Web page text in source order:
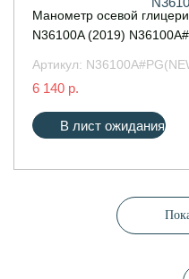
Манометр осевой
N36100A (2019)
Артикул:
6 140 р.
В лист ожидания